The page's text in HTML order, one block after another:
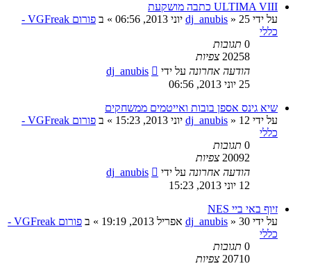
ULTIMA VIII כתבה מושקעת
על ידי
dj_anubis » 25 יוני 2013, 06:56 » ב
פורום VGFreak -
כללי
0 תגובות
20258 צפיות
הודעה אחרונה על ידי
dj_anubis
25 יוני 2013, 06:56
שיא גינס אספן בובות ואייטמים ממשחקים
על ידי
dj_anubis » 12 יוני 2013, 15:23 » ב
פורום VGFreak -
כללי
0 תגובות
20092 צפיות
הודעה אחרונה על ידי
dj_anubis
12 יוני 2013, 15:23
זיוף באי ביי NES
על ידי
dj_anubis » 30 אפריל 2013, 19:19 » ב
פורום VGFreak -
כללי
0 תגובות
20710 צפיות